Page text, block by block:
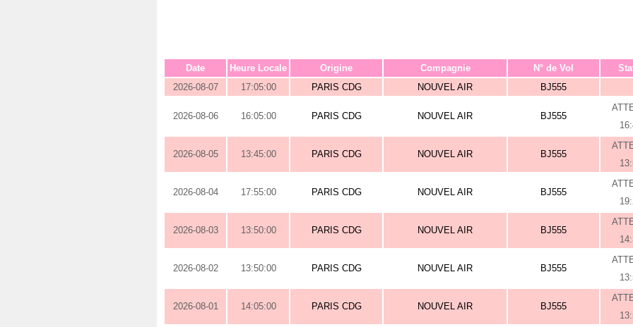
Date Heure Locale Origine Compagnie N° de Vol
2026-08-07
17:05:00 PARIS CDG NOUVEL AIR BJ555
2026-08-06 16:05:00 PARIS CDG NOUVEL AIR BJ555
2026-08-05 13:45:00 PARIS CDG NOUVEL AIR BJ555
2026-08-04 17:55:00 PARIS CDG NOUVEL AIR BJ555
2026-08-03 13:50:00 PARIS CDG NOUVEL AIR BJ555
2026-08-02 13:50:00 PARIS CDG NOUVEL AIR BJ555
2026-08-01 14:05:00 PARIS CDG NOUVEL AIR BJ555